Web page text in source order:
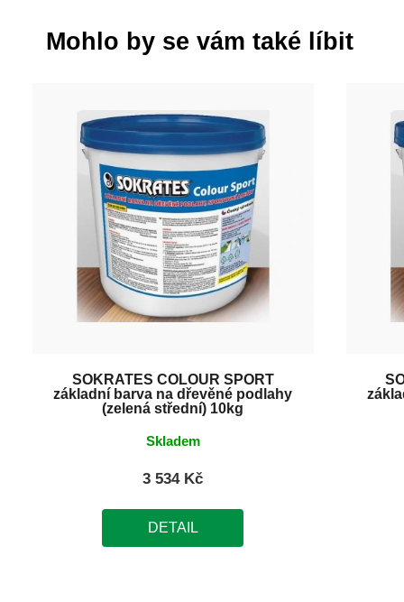
Mohlo by se vám také líbit
SOKRATES COLOUR SPORT
základní barva na dřevěné podlahy
(zelená střední) 10kg
Skladem
3 534 Kč
DETAIL